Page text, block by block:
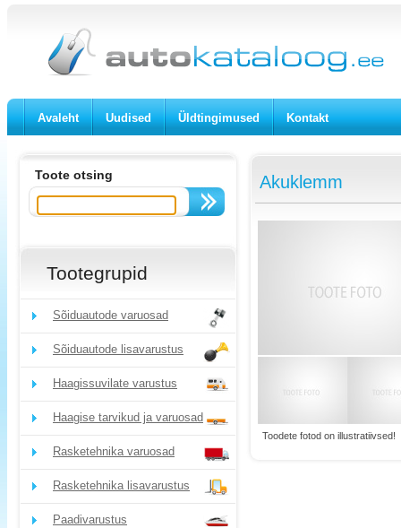
Avaleht Uudised Üldtingimused Kontakt
Toote otsing
Tootegrupid
Sõiduautode varuosad
Sõiduautode lisavarustus
Haagissuvilate varustus
Haagise tarvikud ja varuosad
Rasketehnika varuosad
Rasketehnika lisavarustus
Paadivarustus
Akuklemm
Toodete fotod on illustratiivsed!